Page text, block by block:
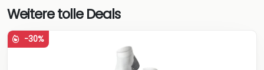
Weitere tolle Deals
-30%